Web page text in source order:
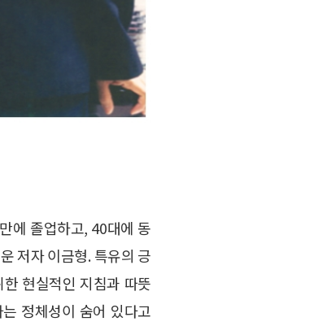
에 졸업하고, 40대에 동
저자 이금형. 특유의 긍
현실적인 지침과 따뜻
정체성이 숨어 있다고